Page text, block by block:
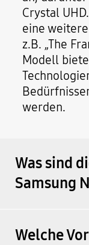
Crystal
eine
z.B. „The
Modell
werden.
Was sind
Samsung
Welche